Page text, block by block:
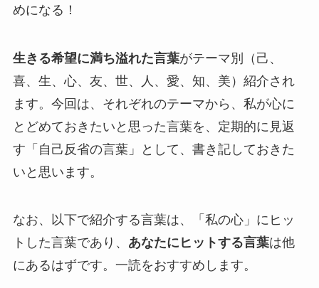
めになる！
生きる希望に満ち溢れた言葉がテーマ別（己、
喜、生、心、友、世、人、愛、知、美）紹介され
ます。今回は、それぞれのテーマから、私が心に
とどめておきたいと思った言葉を、定期的に見返
す「自己反省の言葉」として、書き記しておきた
いと思います。
なお、以下で紹介する言葉は、「私の心」にヒッ
トした言葉であり、 あなたにヒットする言葉は他
にあるはずです。一読をおすすめします。